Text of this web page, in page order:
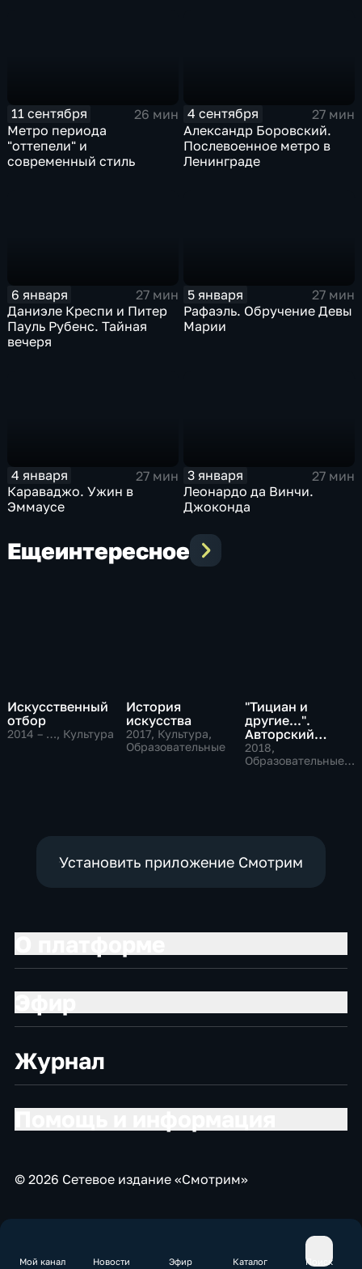
Мой канал Новости Эфир Каталог Поиск
11 сентября
26 мин
Метро периода
"оттепели" и
современный стиль
4 сентября
27 мин
Александр Боровский.
Послевоенное метро в
Ленинграде
6 января
27 мин
Даниэле Креспи и Питер
Пауль Рубенс. Тайная
вечеря
5 января
27 мин
Рафаэль. Обручение Девы
Марии
4 января
27 мин
Караваджо. Ужин в
Эммаусе
3 января
27 мин
Леонардо да Винчи.
Джоконда
Ещеинтересное
Искусственный
отбор
2014 – …, Культура
История
искусства
2017, Культура,
Образовательные
"Тициан и
другие...".
Авторский
проект
Виктории
2018,
Образовательные,
Установить приложение Смотрим
Журнал
© 2026 Сетевое издание «Смотрим»